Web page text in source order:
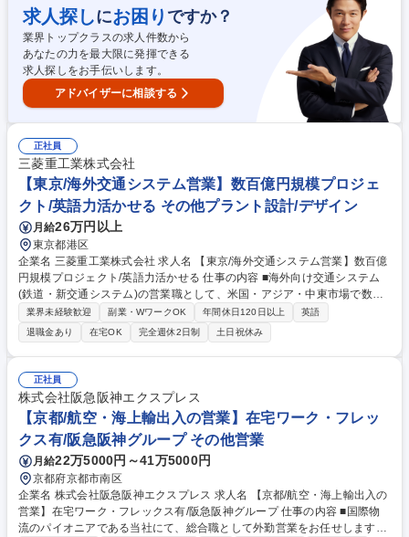
買担当に向けて販売を行う提案型営業です。顧客の製品が進化する中、顧
客の技術部門とメーカーの設計者とともに、試作から製造まで携わりま
す。 【求める人物像】詳細は労働条件備考の欄を参照ください。 募集職
種 【大阪/海外営業】英語力歓迎/海外市場開拓に挑戦可/幅広いキャリアパ
ス
求人探しにお困り ですか？
業界トップクラスの求人件数から
あなたの力を最大限に発揮できる
求人探しをお手伝いします。
アドバイザーに相談する
正社員
三菱重工業株式会社
【東京/海外交通システム営業】数百億円規模プロジェ
クト/英語力活かせる その他プラント設計/デザイン
月給26万円以上
東京都港区
企業名 三菱重工業株式会社 求人名 【東京/海外交通システム営業】数百億
円規模プロジェクト/英語力活かせる 仕事の内容 ■海外向け交通システム
(鉄道・新交通システム)の営業職として、米国・アジア・中東市場で数百
億円規模のプロジェクトを担当します。受注営業からプロジェクト履行、
サービス営業まで一貫して関わります。 (1)受注営業：海外拠点と連携
し、顧客へのプレゼンや提案書作成、現地パートナーとの折衝、契約獲得
を担います。 (2)プロジェクト履行・サービス営業：ビジネスマネージャ
ーとして完工までの商務事項（組織運営や予算等）を担当。引渡し後はメ
ンテナンス等のサービス営業や海外運行・保守事業会社の運営等、総合的
なマネジメントを行います。※商談進捗に応じて数日から数週間の出張機
会あり 募集職種 【東京/海外交通システム営業】数百億円規模プロジェク
ト/英語力活かせる
業界未経験歓迎 副業・WワークOK 年間休日120日以上
英語
退職金あり
在宅OK 完全週休2日制 土日祝休み
正社員
株式会社阪急阪神エクスプレス
【京都/航空・海上輸出入の営業】在宅ワーク・フレッ
クス有/阪急阪神グループ その他営業
月給22万5000円～41万5000円
京都府京都市南区
企業名 株式会社阪急阪神エクスプレス 求人名 【京都/航空・海上輸出入の
営業】在宅ワーク・フレックス有/阪急阪神グループ 仕事の内容 ■国際物
流のパイオニアである当社にて、総合職として外勤営業をお任せします。